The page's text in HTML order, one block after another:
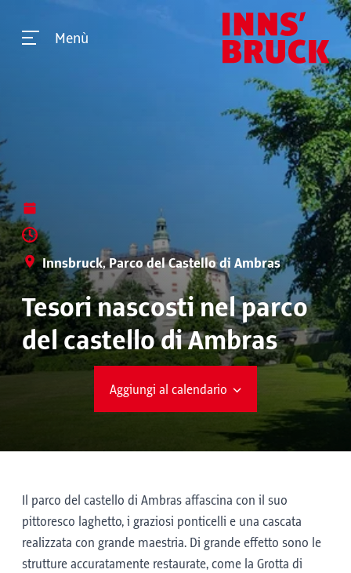
Menù
Innsbruck, Parco del Castello di Ambras
Tesori nascosti nel parco
del castello di Ambras
Aggiungi al calendario
Il parco del castello di Ambras affascina con il suo
pittoresco laghetto, i graziosi ponticelli e una cascata
realizzata con grande maestria. Di grande effetto sono le
strutture accuratamente restaurate, come la Grotta di